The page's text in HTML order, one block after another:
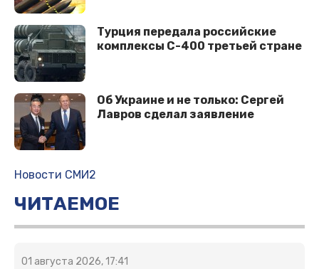
Турция передала российские
комплексы С-400 третьей стране
Об Украине и не только: Сергей
Лавров сделал заявление
Новости СМИ2
ЧИТАЕМОЕ
01 августа 2026, 17:41